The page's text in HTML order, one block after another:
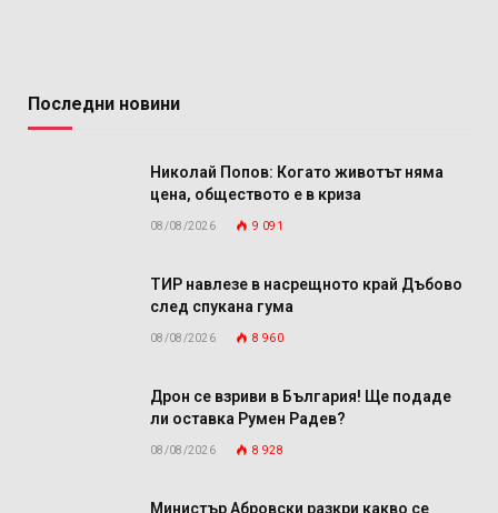
Последни новини
Николай Попов: Когато животът няма
цена, обществото е в криза
08/08/2026 9 091
ТИР навлезе в насрещното край Дъбово
след спукана гума
08/08/2026 8 960
Дрон се взриви в България! Ще подаде
ли оставка Румен Радев?
08/08/2026 8 928
Министър Абровски разкри какво се